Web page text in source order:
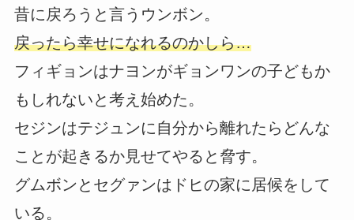
昔に戻ろうと言うウンボン。
戻ったら幸せになれるのかしら…
フィギョンはナヨンがギョンワンの子どもか
もしれないと考え始めた。
セジンはテジュンに自分から離れたらどんな
ことが起きるか見せてやると脅す。
グムボンとセグァンはドヒの家に居候をして
いる。